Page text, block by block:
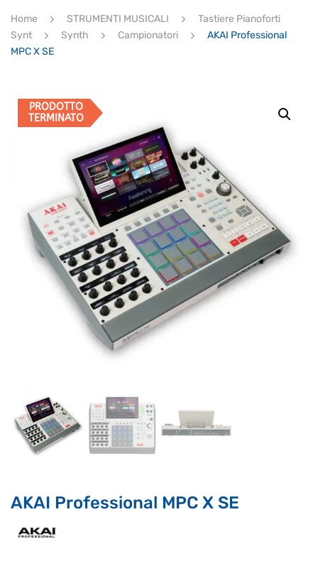
ULTIMI ARRIVI
Ricerca
prodotti
Home STRUMENTI MUSICALI
Tastiere Pianoforti
Synt
Synth Campionatori
AKAI Professional
MPC X SE
PRODOTTO
TERMINATO
AKAI Professional MPC X SE
Ciao, Come posso aiutarti?
Puoi chiedermi informazioni generali o specifiche su certi
prodotti.
Per ottenere dettagli su un determinato prodotto